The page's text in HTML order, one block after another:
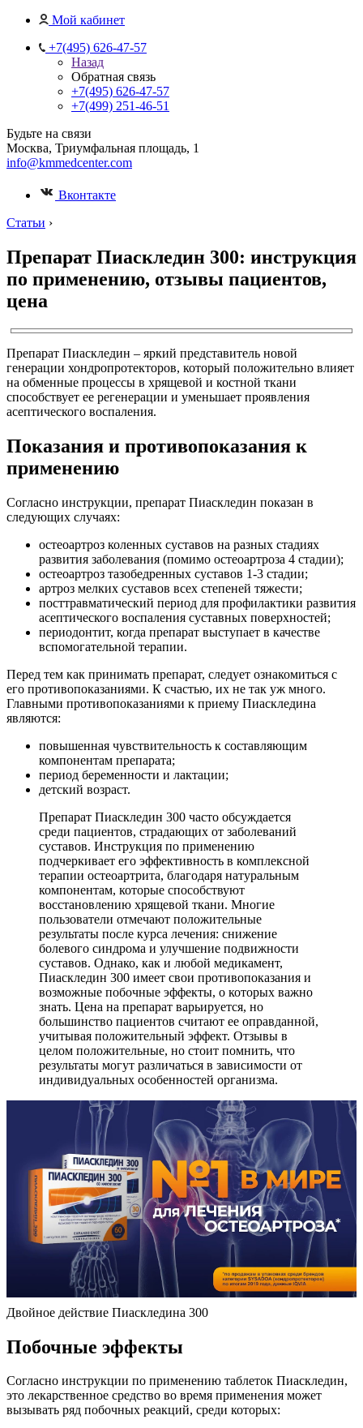
Мой кабинет
+7(495) 626-47-57
Назад
Обратная связь
+7(495) 626-47-57
+7(499) 251-46-51
Будьте на связи
Москва, Триумфальная площадь, 1
info@kmmedcenter.com
Вконтакте
Статьи ›
Препарат Пиаскледин 300: инструкция
по применению, отзывы пациентов,
цена
Препарат Пиаскледин – яркий представитель новой
генерации хондропротекторов, который положительно влияет
на обменные процессы в хрящевой и костной ткани
способствует ее регенерации и уменьшает проявления
асептического воспаления.
Показания и противопоказания к
применению
Согласно инструкции, препарат Пиаскледин показан в
следующих случаях:
остеоартроз коленных суставов на разных стадиях
развития заболевания (помимо остеоартроза 4 стадии);
остеоартроз тазобедренных суставов 1-3 стадии;
артроз мелких суставов всех степеней тяжести;
посттравматический период для профилактики развития
асептического воспаления суставных поверхностей;
периодонтит, когда препарат выступает в качестве
вспомогательной терапии.
Перед тем как принимать препарат, следует ознакомиться с
его противопоказаниями. К счастью, их не так уж много.
Главными противопоказаниями к приему Пиаскледина
являются:
повышенная чувствительность к составляющим
компонентам препарата;
период беременности и лактации;
детский возраст.
Препарат Пиаскледин 300 часто обсуждается
среди пациентов, страдающих от заболеваний
суставов. Инструкция по применению
подчеркивает его эффективность в комплексной
терапии остеоартрита, благодаря натуральным
компонентам, которые способствуют
восстановлению хрящевой ткани. Многие
пользователи отмечают положительные
результаты после курса лечения: снижение
болевого синдрома и улучшение подвижности
суставов. Однако, как и любой медикамент,
Пиаскледин 300 имеет свои противопоказания и
возможные побочные эффекты, о которых важно
знать. Цена на препарат варьируется, но
большинство пациентов считают ее оправданной,
учитывая положительный эффект. Отзывы в
целом положительные, но стоит помнить, что
результаты могут различаться в зависимости от
индивидуальных особенностей организма.
Двойное действие Пиаскледина 300
Побочные эффекты
Согласно инструкции по применению таблеток Пиаскледин,
это лекарственное средство во время применения может
вызывать ряд побочных реакций, среди которых: